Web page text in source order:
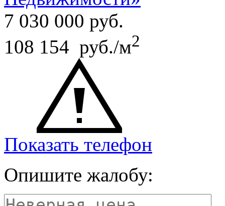
7 030 000 руб.
108 154 руб./м2
Показать телефон
Опишите жалобу: